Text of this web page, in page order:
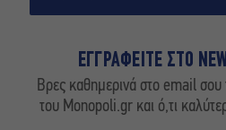
ΕΓΓΡΑΦΕΙΤΕ ΣΤΟ
Βρες καθημερινά στο email
του Monopoli.gr και ό,τι